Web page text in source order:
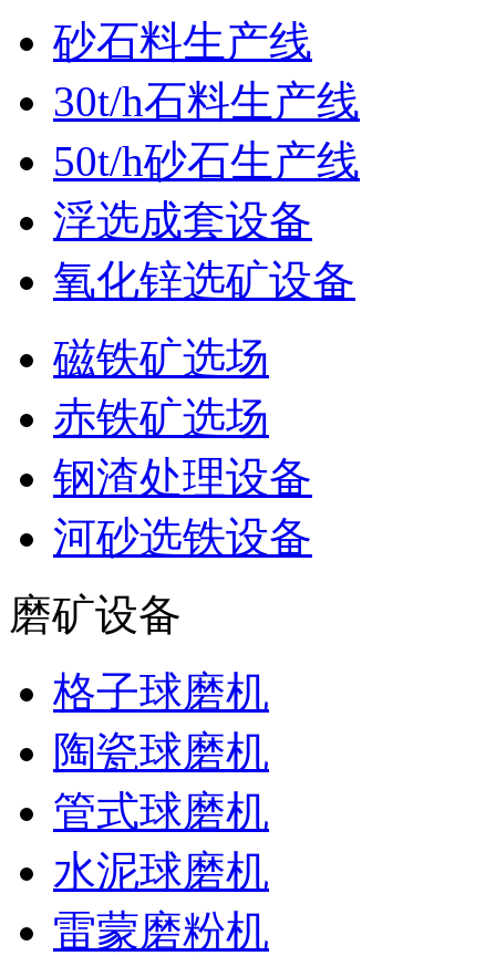
砂石料生产线
30t/h石料生产线
50t/h砂石生产线
浮选成套设备
氧化锌选矿设备
磁铁矿选场
赤铁矿选场
钢渣处理设备
河砂选铁设备
磨矿设备
格子球磨机
陶瓷球磨机
管式球磨机
水泥球磨机
雷蒙磨粉机